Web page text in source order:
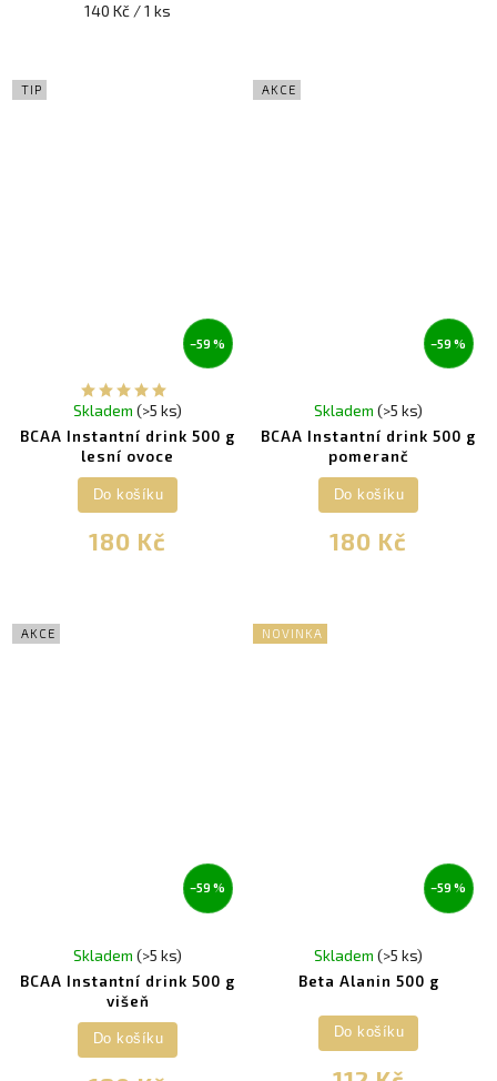
140 Kč / 1 ks
TIP
–59 %
BCAA Instantní drink 500 g
lesní ovoce
Skladem(>5 ks)
180 Kč
Do košíku
AKCE
–59 %
BCAA Instantní drink 500 g
pomeranč
Skladem(>5 ks)
180 Kč
Do košíku
AKCE
–59 %
BCAA Instantní drink 500 g
višeň
Skladem(>5 ks)
Do košíku
NOVINKA
–59 %
Beta Alanin 500 g
Skladem(>5 ks)
Do košíku